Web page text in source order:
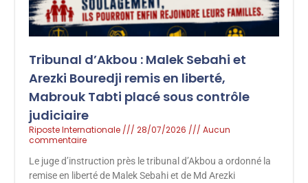
Tribunal d’Akbou : Malek Sebahi et
Arezki Bouredji remis en liberté,
Mabrouk Tabti placé sous contrôle
judiciaire
Riposte Internationale 28/07/2026
Aucun
commentaire
Le juge d’instruction près le tribunal d’Akbou a ordonné la
remise en liberté de Malek Sebahi et de Md Arezki